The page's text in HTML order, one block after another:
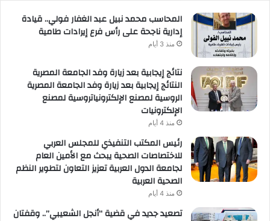
المحاسب محمد نبيل عبد الغفار فولي.. قيادة
إدارية ناجحة على رأس فرع إيرادات طامية
منذ 3 أيام
نتائج إيجابية بعد زيارة وفد الجامعة المصرية
النتائج إيجابية بعد زيارة وفد الجامعة المصرية
الروسية لمصنع الإلكترونياتروسية لمصنع
الإلكترونيات
منذ 4 أيام
رئيس المكتب التنفيذي للمجلس العربي
للاختصاصات الصحية يبحث مع الأمين العام
لجامعة الدول العربية تعزيز التعاون لتطوير النظم
الصحية العربية
منذ 4 أيام
تصعيد جديد في قضية “أنجل الشعيبي”.. وقفتان